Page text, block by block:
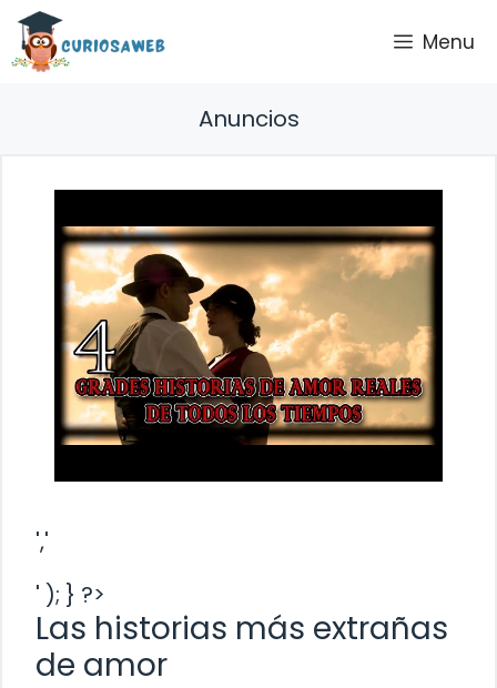
Saltar
contenido
Menu
Anuncios
','
' ); } ?>
Las historias más extrañas
de amor